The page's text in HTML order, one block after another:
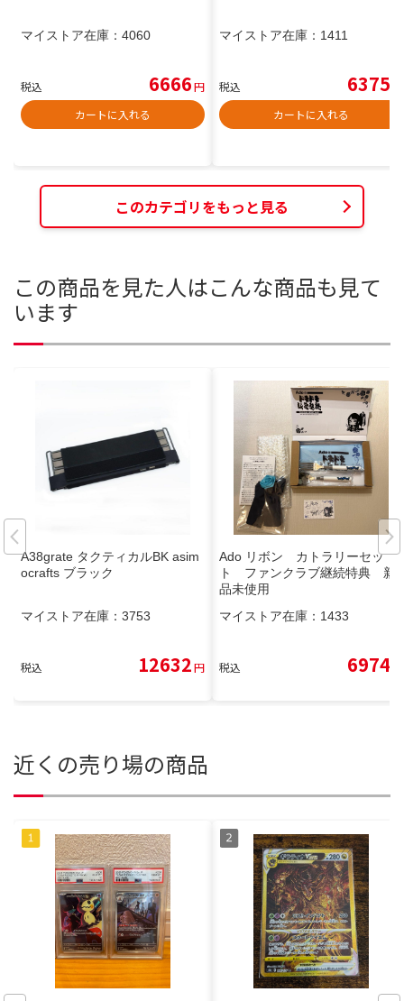
マイストア在庫： 4060
税込 6666円
カートに入れる
マイストア在庫： 1411
税込 6375
カートに入れる
このカテゴリをもっと見る
この商品を見た人はこんな商品も見て
います
A38grate タクティカルBK asim
ocrafts ブラック
マイストア在庫： 3753
税込 12632円
Ado リボン カトラリーセッ
ト ファンクラブ継続特典 新
品未使用
マイストア在庫： 1433
税込 6974
近くの売り場の商品